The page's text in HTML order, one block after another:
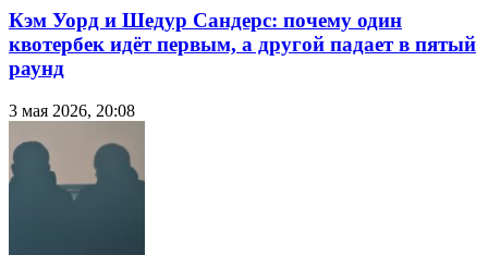
Кэм Уорд и Шедур Сандерс: почему один
квотербек идёт первым, а другой падает в пятый
раунд
3 мая 2026, 20:08